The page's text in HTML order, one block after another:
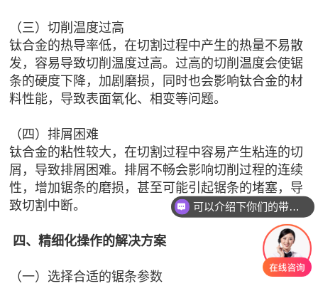
（三）切削温度过高
钛合金的热导率低，在切割过程中产生的热量不易散
发，容易导致切削温度过高。过高的切削温度会使锯
条的硬度下降，加剧磨损，同时也会影响钛合金的材
料性能，导致表面氧化、相变等问题。
（四）排屑困难
钛合金的粘性较大，在切割过程中容易产生粘连的切
屑，导致排屑困难。排屑不畅会影响切削过程的连续
性，增加锯条的磨损，甚至可能引起锯条的堵塞，导
致切割中断。
四、精细化操作的解决方案
（一）选择合适的锯条参数
可以介绍下你们的带锯条么？